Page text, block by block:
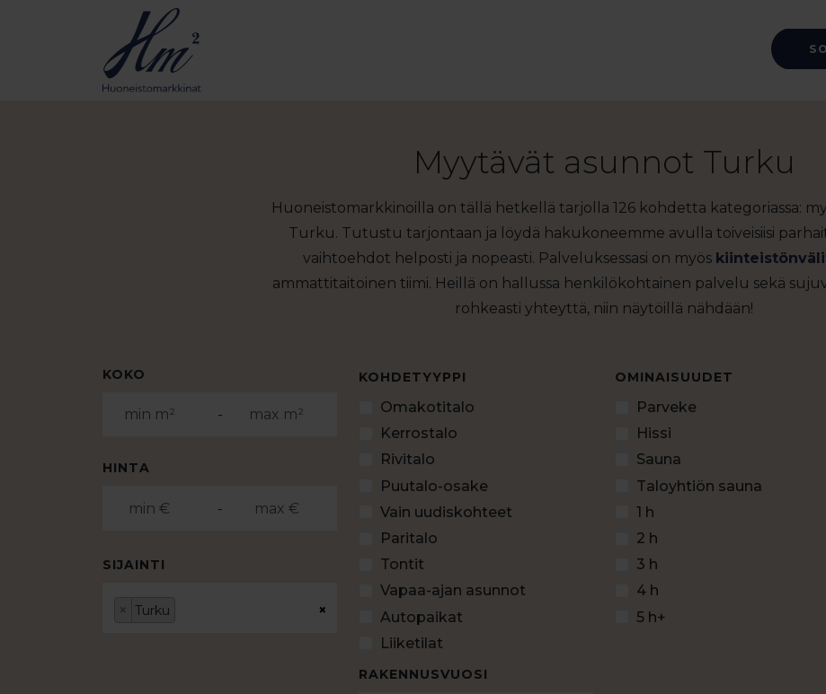
Myytävät asunnot Turku
Huoneistomarkkinoilla on tällä hetkellä tarjolla 126 kohdetta kategoriassa:
Turku. Tutustu tarjontaan ja löydä hakukoneemme avulla toiveisiisi
vaihtoehdot helposti ja nopeasti. Palveluksessasi on myös
ammattitaitoinen tiimi. Heillä on hallussa henkilökohtainen palvelu sekä
rohkeasti yhteyttä, niin näytöillä nähdään!
KOKO
-
HINTA
-
SIJAINTI
×
Turku
KOHDETYYPPI
Omakotitalo
Kerrostalo
Rivitalo
Puutalo-osake
Vain uudiskohteet
Paritalo
Tontit
Vapaa-ajan asunnot
Autopaikat
Liiketilat
RAKENNUSVUOSI
OMINAISUUDET
Parveke
Hissi
Sauna
Taloyhtiön sauna
1 h
2 h
3 h
4 h
5 h+